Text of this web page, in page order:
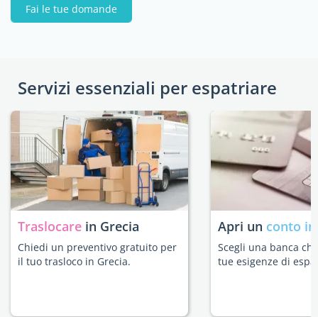
Fai le tue domande
Servizi essenziali per espatriare
Traslocare in Grecia
Chiedi un preventivo gratuito per
il tuo trasloco in Grecia.
Apri un conto
Scegli una banca
tue esigenze di